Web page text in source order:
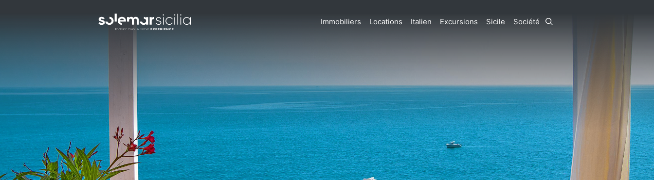
Immobiliers Locations Italien Excursions Sicile Société